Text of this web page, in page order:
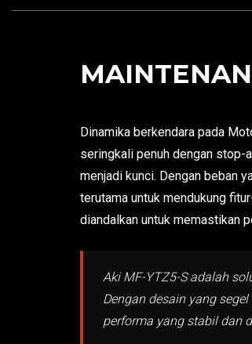
Dinamika berkendara pada
seringkali penuh dengan
menjadi kunci. Dengan beban
terutama untuk mendukung
diandalkan untuk memastikan
Aki MF-YTZ5-S adalah
Dengan desain yang
performa yang stabil dan